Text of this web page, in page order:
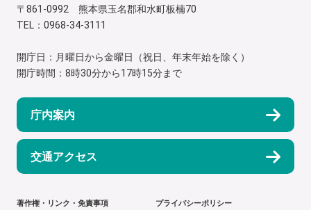
〒861-0992 熊本県玉名郡和水町板楠70
TEL：0968-34-3111
開庁日：月曜日から金曜日（祝日、年末年始を除く）
開庁時間：8時30分から17時15分まで
庁内案内
交通アクセス
著作権・リンク・免責事項 プライバシーポリシー